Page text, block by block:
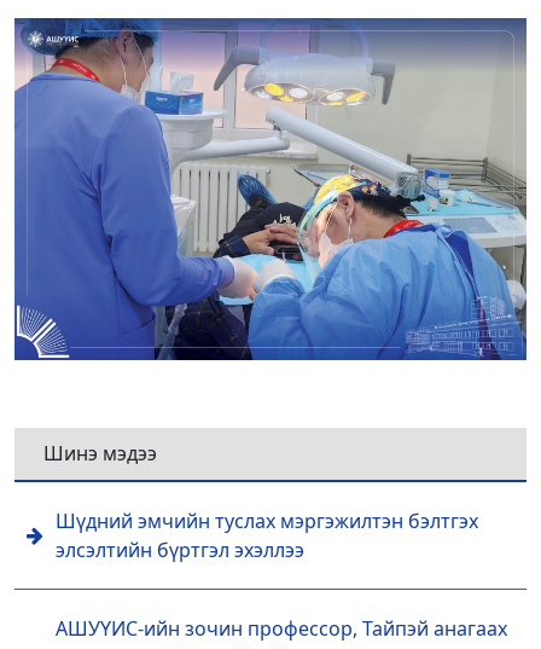
Шинэ мэдээ
Шүдний эмчийн туслах мэргэжилтэн бэлтгэх
элсэлтийн бүртгэл эхэллээ
АШУҮИС-ийн зочин профессор, Тайпэй анагаах